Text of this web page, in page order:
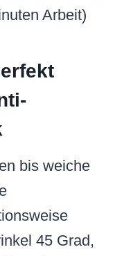
Arbeit)
bis weiche
45 Grad,